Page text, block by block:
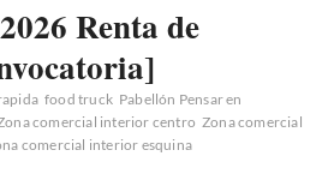
Renta de
food truck Pabellón Pensar en
comercial interior centro Zona comercial
comercial interior esquina